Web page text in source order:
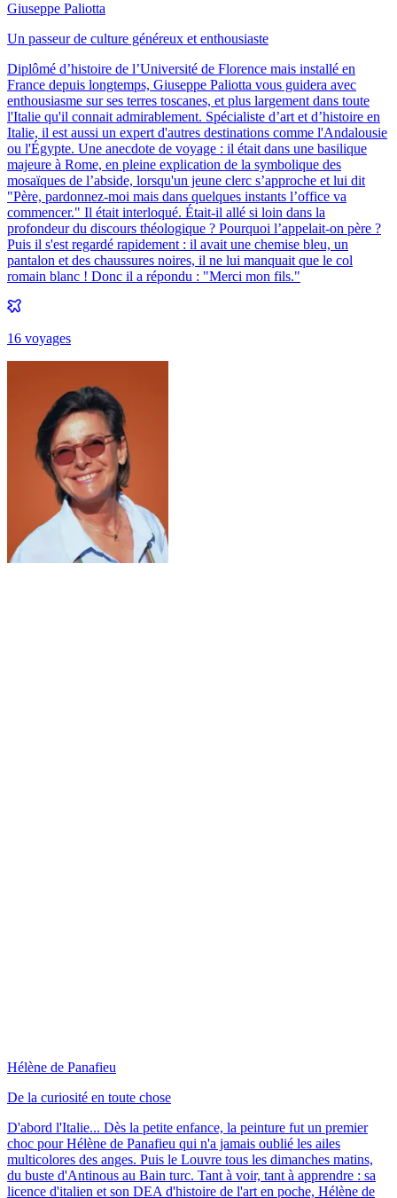
Giuseppe Paliotta
Un passeur de culture généreux et enthousiaste
Diplômé d’histoire de l’Université de Florence mais installé en
France depuis longtemps, Giuseppe Paliotta vous guidera avec
enthousiasme sur ses terres toscanes, et plus largement dans toute
l'Italie qu'il connait admirablement. Spécialiste d’art et d’histoire en
Italie, il est aussi un expert d'autres destinations comme l'Andalousie
ou l'Égypte. Une anecdote de voyage : il était dans une basilique
majeure à Rome, en pleine explication de la symbolique des
mosaïques de l’abside, lorsqu'un jeune clerc s’approche et lui dit
"Père, pardonnez-moi mais dans quelques instants l’office va
commencer." Il était interloqué. Était-il allé si loin dans la
profondeur du discours théologique ? Pourquoi l’appelait-on père ?
Puis il s'est regardé rapidement : il avait une chemise bleu, un
pantalon et des chaussures noires, il ne lui manquait que le col
romain blanc ! Donc il a répondu : "Merci mon fils."
16 voyages
Hélène de Panafieu
De la curiosité en toute chose
D'abord l'Italie... Dès la petite enfance, la peinture fut un premier
choc pour Hélène de Panafieu qui n'a jamais oublié les ailes
multicolores des anges. Puis le Louvre tous les dimanches matins,
du buste d'Antinous au Bain turc. Tant à voir, tant à apprendre : sa
licence d'italien et son DEA d'histoire de l'art en poche, Hélène de